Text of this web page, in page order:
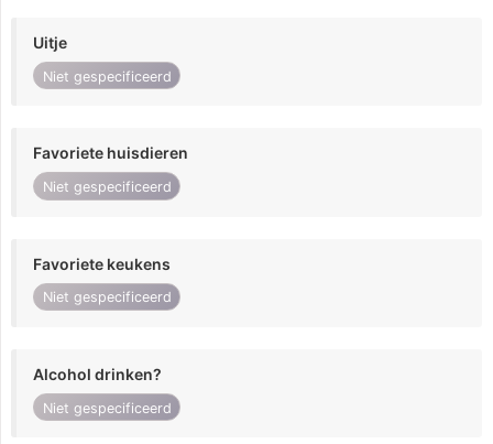
Uitje
Niet gespecificeerd
Favoriete huisdieren
Niet gespecificeerd
Favoriete keukens
Niet gespecificeerd
Alcohol drinken?
Niet gespecificeerd